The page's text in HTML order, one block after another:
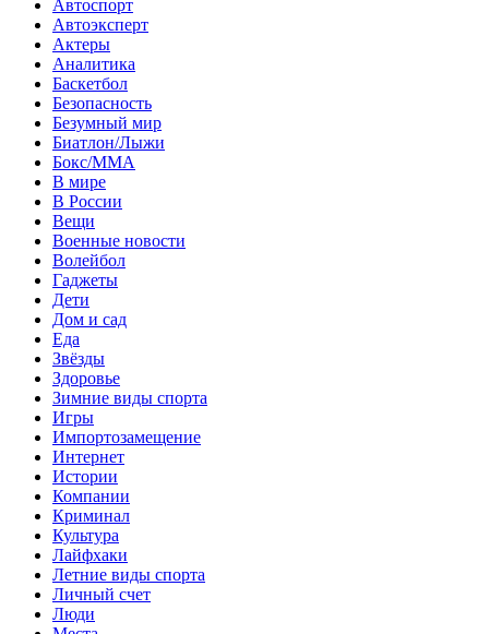
Автоспорт
Автоэксперт
Актеры
Аналитика
Баскетбол
Безопасность
Безумный мир
Биатлон/Лыжи
Бокс/MMA
В мире
В России
Вещи
Военные новости
Волейбол
Гаджеты
Дети
Дом и сад
Еда
Звёзды
Здоровье
Зимние виды спорта
Игры
Импортозамещение
Интернет
Истории
Компании
Криминал
Культура
Лайфхаки
Летние виды спорта
Личный счет
Люди